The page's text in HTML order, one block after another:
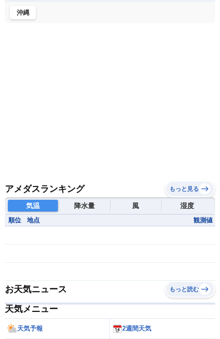
沖縄
アメダスランキング もっと見る
気温 降水量 風 湿度
順位 地点 観測値
お天気ニュース もっと読む
天気メニュー
天気予報 2週間天気